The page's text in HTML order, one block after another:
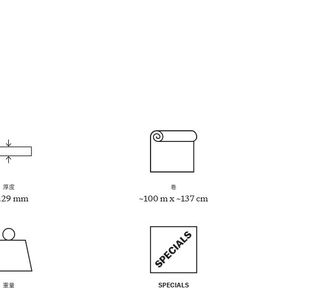
厚度
mm
卷
~100 m x ~137 cm
重量 SPECIALS